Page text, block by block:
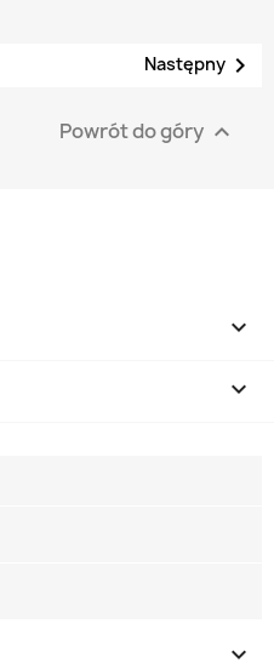
Następny 
Powrót do góry 


keyboard_arrow_down